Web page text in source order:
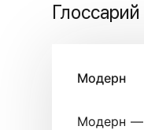
Глоссарий
Модерн
Модерн —